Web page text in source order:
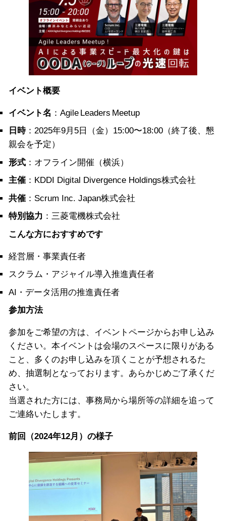
イベント概要
イベント名 ：Agile Leaders Meetup
日時：2025年9月5日（金）15:00〜18:00（終了後、懇
親会を予定）
形式 ：オフライン開催（横浜）
主催 ：KDDI Digital Divergence Holdings株式会社
共催 ：Scrum Inc. Japan株式会社
特別協力 ：三菱電機株式会社
こんな方におすすめです
経営層・事業責任者
スクラム・アジャイル導入推進責任者
AI・データ活用の推進責任者
参加方法
参加をご希望の方は、イベントページからお申し込み
ください。本イベントは会場のスペースに限りがある
こと、多くのお申し込みを頂くことが予想されるた
め、抽選制となっております。あらかじめご了承くだ
さい。
当選された方には、事務局から場所等の詳細を追って
ご連絡いたします。
前回（2024年12月）の様子